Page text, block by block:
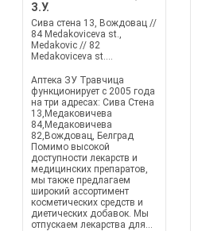
З.У.
Сива стена 13, Вождовац //
84 Medakoviceva st.,
Medakovic // 82
Medakoviceva st....
Аптека ЗУ Травчица
функционирует с 2005 года
на три адресах: Сива Стена
13,Медаковичева
84,Медаковичева
82,Вождовац, Белград
Помимо высокой
доступности лекарств и
медицинских препаратов,
мы также предлагаем
широкий ассортимент
косметических средств и
диетических добавок. Мы
отпускаем лекарства для...